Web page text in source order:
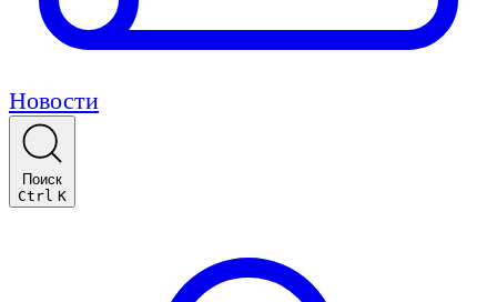
Новости
Поиск
Ctrl K